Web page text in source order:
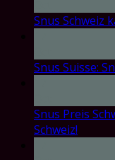
Snus Schweiz
Snus Suisse:
Snus Preis
Schweiz!